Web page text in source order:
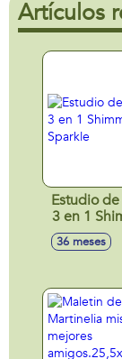
Artículos
Estudio
3 en 1
36 meses